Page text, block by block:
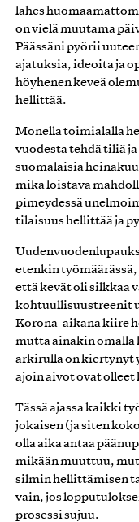
lähes
on vielä muutama
Päässäni pyörii
ajatuksia, ideoita ja
höyhenen keveä
hellittää.
Monella toimialalla
vuodesta tehdä tiliä
suomalaisia
mikä loistava
pimeydessä
tilaisuus hellittää ja
etenkin
että kevät oli silkkaa
kohtuullisuustreenit
Korona-aikana kiire
mutta ainakin
arkirulla on kiertynyt
ajoin aivot ovat olleet
Tässä ajassa kaikki
jokaisen (ja siten
olla aika antaa
mikään muuttuu,
silmin hellittämisen
vain, jos
prosessi sujuu.